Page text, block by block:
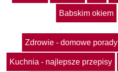
Babskim okiem
Zdrowie - domowe porady
Kuchnia - najlepsze przepisy